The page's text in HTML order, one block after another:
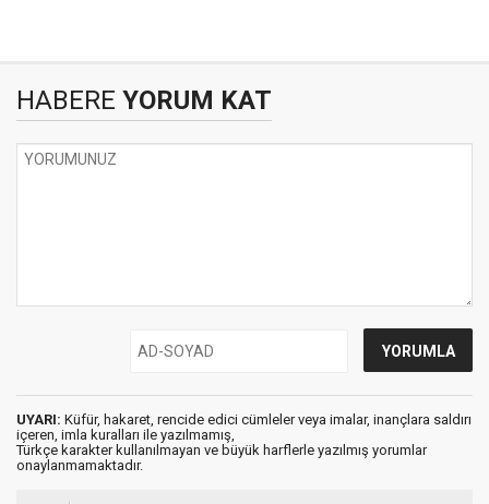
HABERE YORUM KAT
UYARI: Küfür, hakaret, rencide edici cümleler veya imalar, inançlara saldırı
içeren, imla kuralları ile yazılmamış,
Türkçe karakter kullanılmayan ve büyük harflerle yazılmış yorumlar
onaylanmamaktadır.